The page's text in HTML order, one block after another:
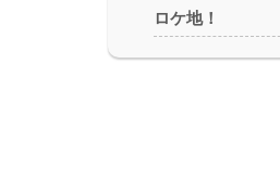
ロケ地！